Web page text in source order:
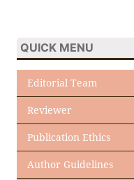
QUICK MENU
Editorial Team
Reviewer
Publication Ethics
Author Guidelines